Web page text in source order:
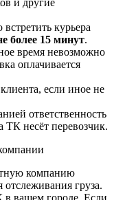
курьера
более 15 минут.
время невозможно
оплачивается
если иное не
ответственность
ТК несёт перевозчик.
компанию
груза.
в вашем городе. Если